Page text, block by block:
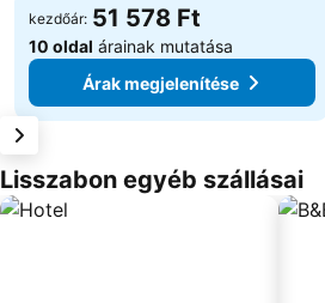
kezdőár: 51 578 Ft
10 oldal árainak mutatása
Árak megjelenítése
Lisszabon egyéb szállásai